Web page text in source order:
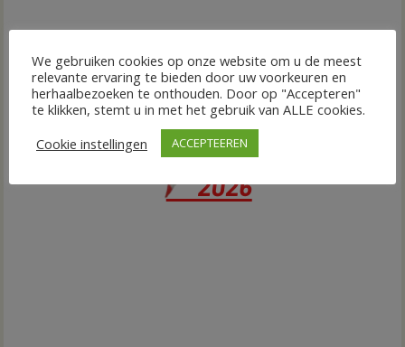
We gebruiken cookies op onze website om u de meest
relevante ervaring te bieden door uw voorkeuren en
herhaalbezoeken te onthouden. Door op "Accepteren"
te klikken, stemt u in met het gebruik van ALLE cookies.
Cookie instellingen
ACCEPTEEREN